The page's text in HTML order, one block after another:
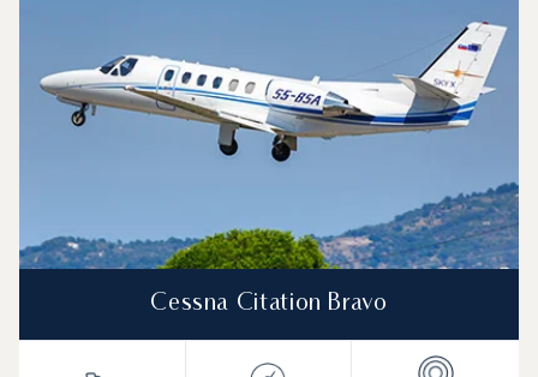
Cessna Citation Bravo